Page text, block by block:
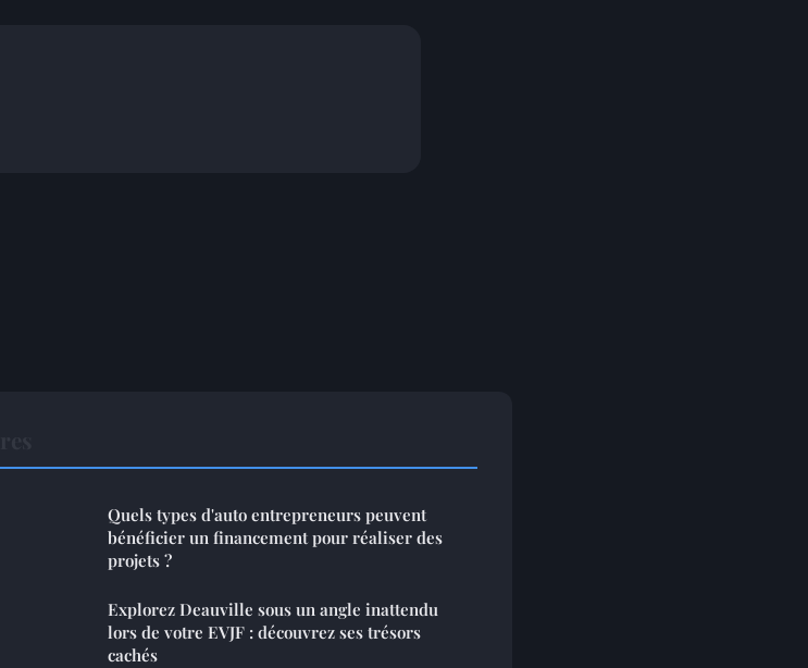
Quels types d'auto entrepreneurs peuvent
bénéficier un financement pour réaliser des
projets ?
Explorez Deauville sous un angle inattendu
lors de votre EVJF : découvrez ses trésors
cachés